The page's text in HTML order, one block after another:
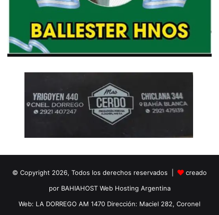
© Copyright 2026, Todos los derechos reservados |
creado
por BAHIAHOST Web Hosting Argentina
Web: LA DORREGO AM 1470 Dirección: Maciel 282, Coronel